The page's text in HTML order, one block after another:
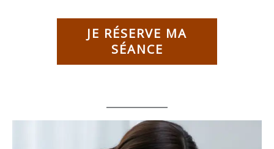
JE RÉSERVE MA
SÉANCE